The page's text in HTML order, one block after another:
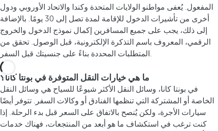
المفعول. يُعفى مواطنو الولايات المتحدة وكندا والاتحاد الأوروبي ودول
أخرى من تأشيرات الدخول للإقامة لمدة تصل إلى 30 يومًا. بالإضافة
إلى ذلك، يجب على جميع المسافرين إكمال نموذج الدخول والخروج
الرقمي، المعروف باسم التذكرة الإلكترونية، قبل الوصول. تحقق من
المتطلبات المحددة بناءً على جنسيتك قبل السفر.
ما هي خيارات النقل المتوفرة في بونتا كانا؟
في بونتا كانا، وسائل النقل الأكثر شيوعًا للسياح هي وسائل النقل
الخاصة أو المشتركة التي تنظمها الفنادق أو وكالات السفر. تتوفر أيضًا
سيارات الأجرة، ولكن يُنصح بالاتفاق على السعر قبل بدء الرحلة. إذا
كنت ترغب في استكشاف ما هو أبعد من المنتجعات، فهناك خدمات